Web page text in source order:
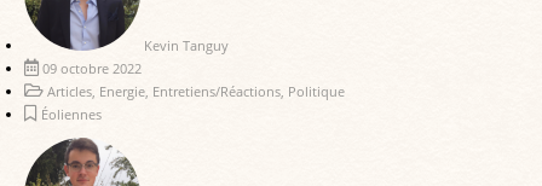
Kevin Tanguy
09 octobre 2022
Articles Energie Entretiens/Réactions Politique
Éoliennes